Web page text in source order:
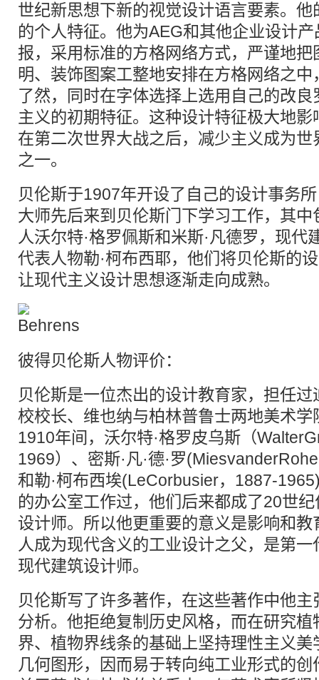
世纪新思想下新的视觉设计语言要素。
的个人特征。他为AEG和其他企业设计
报，采用标准的方格网络方式，严谨地
明、装饰图案工整地安排在方格网络之
了然，同时在字体选择上选用自己的改
主义的初期特征。这种设计特征极大地
在第二次世界大战之后，减少主义成为
之一。
贝伦斯于1907年开设了自己的设计事务
大师先后来到贝伦斯门下学习工作，其
人沃尔特·格罗佩斯和米斯·凡德罗，现代
代表人物勒·柯布西耶，他们将贝伦斯的
让现代主义设计思想逐渐走向成熟。
彼得贝伦斯人物评价：
贝伦斯是一位杰出的设计教育家，担任
校校长、维也纳与柏林普鲁士两地美术
1910年间，沃尔特·格罗皮乌斯（
1969）、密斯·凡·德·罗
和勒·柯布西埃(LeCorbusier，1887-
的办公室工作过，他们后来都成了20世
设计师。所以他更重要的意义是影响和
人成为现代含义的工业设计之父，是第
现代建筑设计师。
贝伦斯写了许多著作，在这些著作中他
分析。他拒绝复制历史风格，而在研究
界、植物界线条的基础上坚持理性主义
几何图形，因而易于转向纯工业形式的